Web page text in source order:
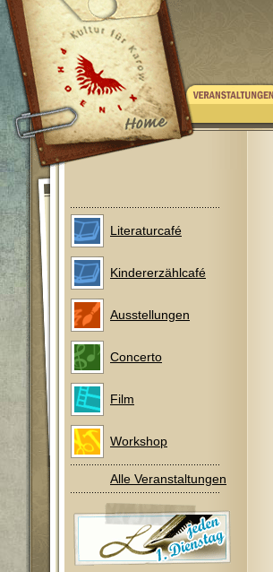
Literaturcafé
Kindererzählcafé
Ausstellungen
Concerto
Film
Workshop
Alle Veranstaltungen